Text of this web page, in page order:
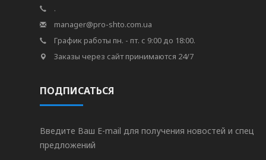
.
manager@pro-shto.com.ua
График работы пн. - пт. с 9:00 до 18:00.
Заказы через сайт принимаются 24/7
ПОДПИСАТЬСЯ
Введите Ваш E-mail для получения новостей и спец
предложений